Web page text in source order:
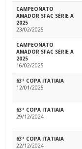
CAMPEONATO
AMADOR SFAC SÉRIE A
2025
23/02/2025
CAMPEONATO
AMADOR SFAC SÉRIE A
2025
16/02/2025
63ª COPA ITATIAIA
12/01/2025
63ª COPA ITATIAIA
29/12/2024
63ª COPA ITATIAIA
22/12/2024